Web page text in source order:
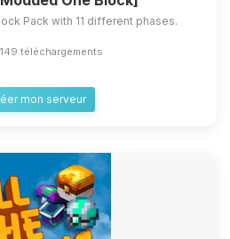
Pack with 11 different phases.
téléchargements
mon serveur